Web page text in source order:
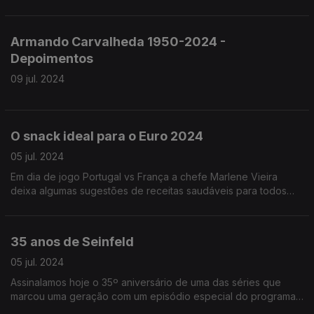
Armando Carvalheda 1950-2024 -
Depoimentos
09 jul. 2024
O snack ideal para o Euro 2024
05 jul. 2024
Em dia de jogo Portugal vs França a chefe Marlene Vieira
deixa algumas sugestões de receitas saudáveis para todos
35 anos de Seinfeld
05 jul. 2024
Assinalamos hoje o 35º aniversário de uma das séries que
marcou uma geração com um episódio especial do programa